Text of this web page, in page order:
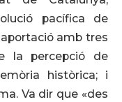
pacífica de
amb tres
la percepció de
històrica; i
Va dir que «des